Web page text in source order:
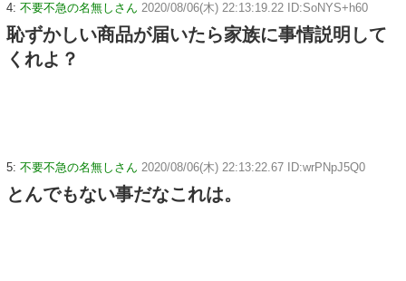
4: 不要不急の名無しさん 2020/08/06(木) 22:13:19.22 ID:SoNYS+h60
恥ずかしい商品が届いたら家族に事情説明して
くれよ？
5: 不要不急の名無しさん 2020/08/06(木) 22:13:22.67 ID:wrPNpJ5Q0
とんでもない事だなこれは。